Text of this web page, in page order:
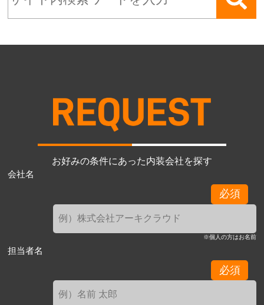
お好みの条件にあった内装会社を探す
会社名
必須
※個人の方はお名前
担当者名
必須